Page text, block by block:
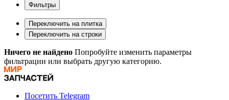
Фильтры
Переключить на плитка
Переключить на строки
Ничего не найдено Попробуйте изменить параметры
фильтрации или выбрать другую категорию.
Посетить Telegram